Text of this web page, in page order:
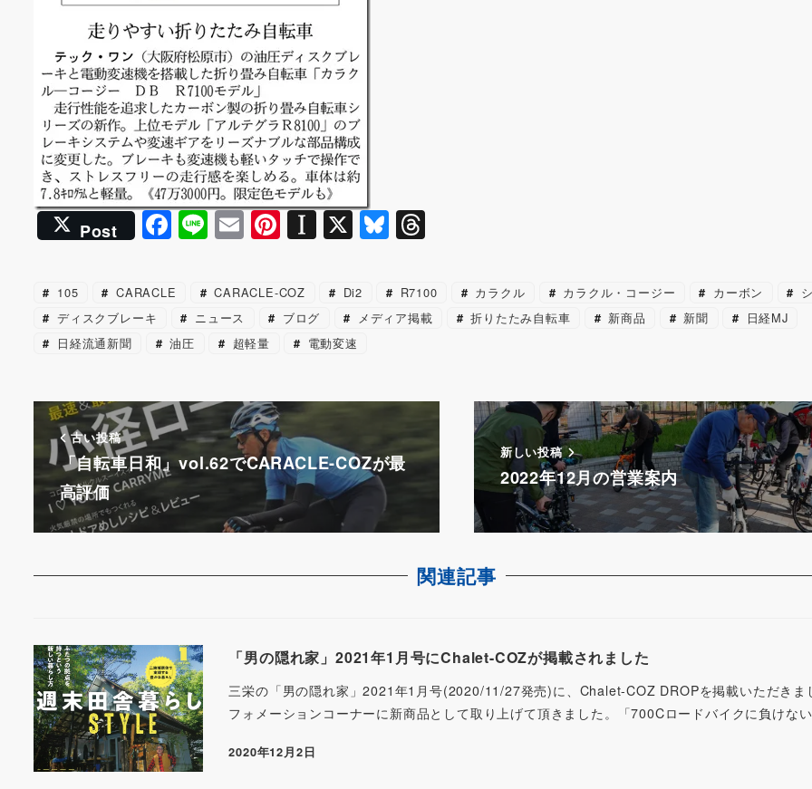
Post F
c
e
b
o
k
Li
e
E
ai
Pi
er
e
st
In
a
p
a
er
X Bl
e
s
e
a
105 CARACLE CARACLE-COZ Di2 R7100 カラクル カラクル・コージー カーボン
ディスクブレーキ
ニュース ブログ メディア掲載 折りたたみ自転車 新商品 新聞
日経MJ
日経流通新聞
油圧 超軽量 電動変速
古い投稿
「自転車日和」vol.62でCARACLE-COZが最
高評価
新しい投稿
2022年12月の営業案内
関連記事
「男の隠れ家」2021年1月号にChalet-COZが掲載されました
三栄の「男の隠れ家」2021年1月号(2020/11/27発売)に、Chalet-COZ DROPを掲載いただきま
フォメーションコーナーに新商品として取り上げて頂きました。「700Cロードバイクに負けな
2020年12月2日